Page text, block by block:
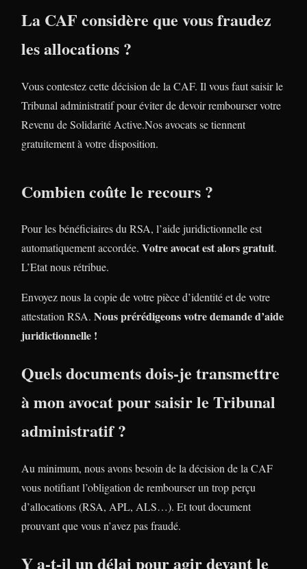
La CAF considère que vous fraudez
les allocations ?
Vous contestez cette décision de la CAF. Il vous faut saisir le
Tribunal administratif pour éviter de devoir rembourser votre
Revenu de Solidarité Active.Nos avocats se tiennent
gratuitement à votre disposition.
Combien coûte le recours ?
Pour les bénéficiaires du RSA, l’aide juridictionnelle est
automatiquement accordée. Votre avocat est alors gratuit.
L’Etat nous rétribue.
Envoyez nous la copie de votre pièce d’identité et de votre
attestation RSA. Nous prérédigeons votre demande d’aide
juridictionnelle !
Quels documents dois-je transmettre
à mon avocat pour saisir le Tribunal
administratif ?
Au minimum, nous avons besoin de la décision de la CAF
vous notifiant l’obligation de rembourser un trop perçu
d’allocations (RSA, APL, ALS…). Et tout document
prouvant que vous n’avez pas fraudé.
Y a-t-il un délai pour agir devant le